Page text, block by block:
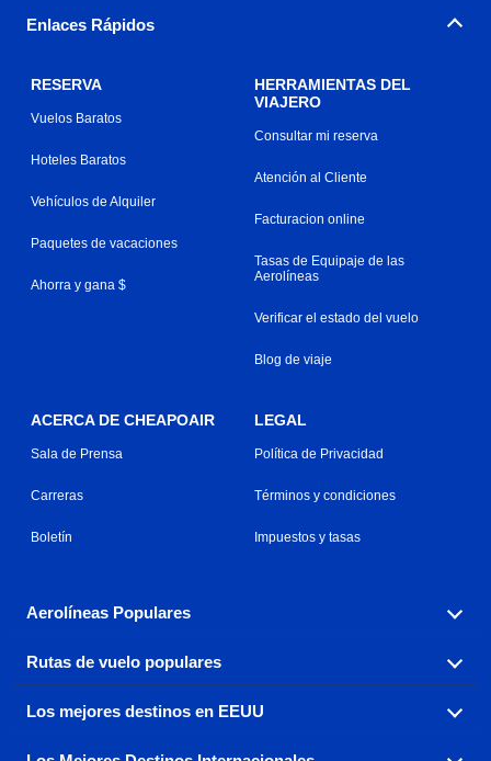
Enlaces Rápidos
RESERVA
Vuelos Baratos
Hoteles Baratos
Vehículos de Alquiler
Paquetes de vacaciones
Ahorra y gana $
HERRAMIENTAS DEL
VIAJERO
Consultar mi reserva
Atención al Cliente
Facturacion online
Tasas de Equipaje de las
Aerolíneas
Verificar el estado del vuelo
Blog de viaje
ACERCA DE CHEAPOAIR
Sala de Prensa
Carreras
Boletín
LEGAL
Política de Privacidad
Términos y condiciones
Impuestos y tasas
Aerolíneas Populares
Explora nuestras opciones de tarifas aéreas baratas por
aerolínea, con más de 500 opciones para elegir.
Aeromexico
Rutas de vuelo populares
Reserva una de nuestras rutas de vuelo más populares
con tres sencillos clics.
Los mejores destinos en EEUU